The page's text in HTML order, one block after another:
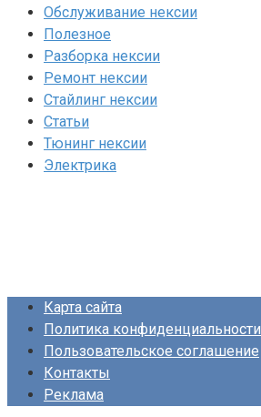
Обслуживание нексии
Полезное
Разборка нексии
Ремонт нексии
Стайлинг нексии
Статьи
Тюнинг нексии
Электрика
Карта сайта
Политика конфиденциальности
Пользовательское соглашение
Контакты
Реклама